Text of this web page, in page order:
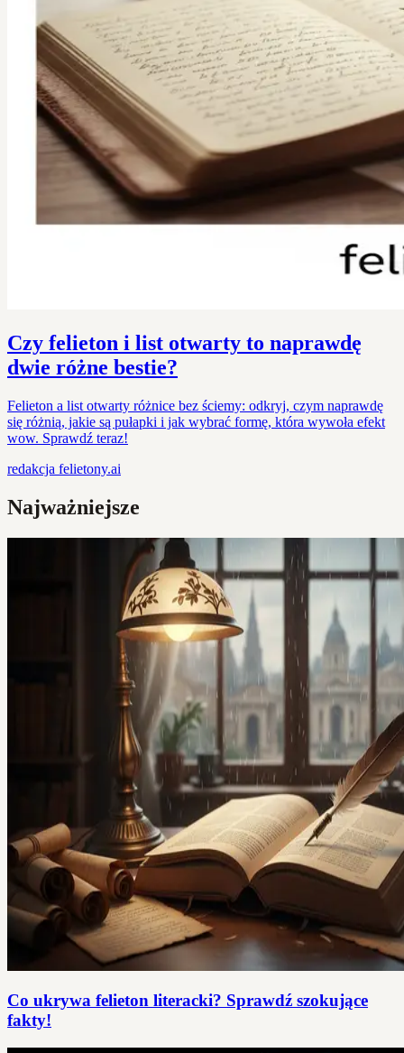
Czy felieton i list otwarty to naprawdę
dwie różne bestie?
Felieton a list otwarty różnice bez ściemy: odkryj, czym naprawdę
się różnią, jakie są pułapki i jak wybrać formę, która wywoła efekt
wow. Sprawdź teraz!
redakcja felietony.ai
Najważniejsze
Co ukrywa felieton literacki? Sprawdź szokujące
fakty!